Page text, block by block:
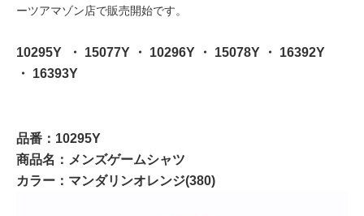
ーツアマゾン店で販売開始です。
10295Y ・ 15077Y ・ 10296Y ・ 15078Y ・ 16392Y
・ 16393Y
品番：10295Y
商品名：メンズゲームシャツ
カラー：マンダリンオレンジ(380)